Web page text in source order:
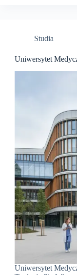
Studia
Uniwersytet
Uniwersytet